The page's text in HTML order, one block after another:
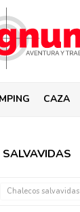
CAZA
Chalecos salvavidas